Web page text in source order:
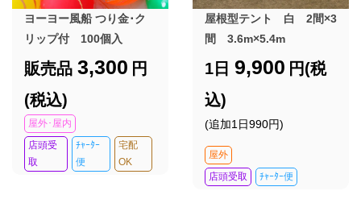
ヨーヨー風船 つり金･ク
リップ付 100個入
販売品 3,300 円
(税込)
屋外･屋内
店頭受
取
ﾁｬｰﾀｰ
便
宅配
OK
屋根型テント 白 2間×3
間 3.6m×5.4m
1日 9,900 円(税
込)
(追加1日990円)
屋外
店頭受取
ﾁｬｰﾀｰ便